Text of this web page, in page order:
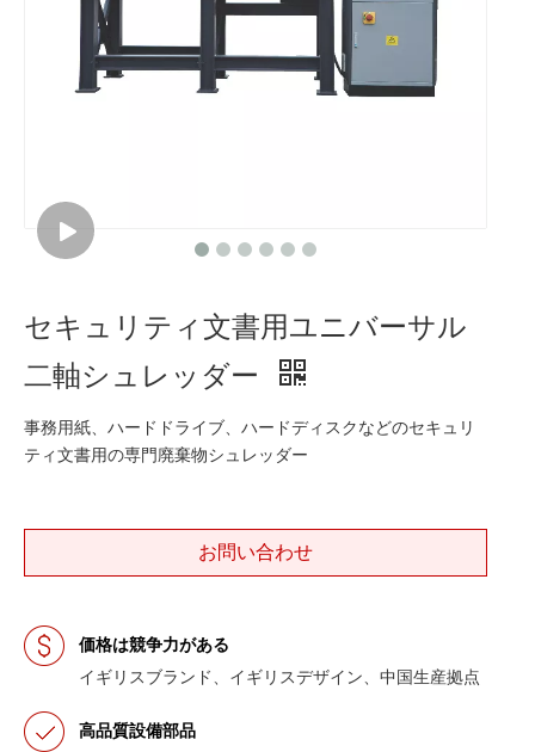
セキュリティ文書用ユニバーサル
二軸シュレッダー
事務用紙、ハードドライブ、ハードディスクなどのセキュリ
ティ文書用の専門廃棄物シュレッダー
お問い合わせ
価格は競争力がある
イギリスブランド、イギリスデザイン、中国生産拠点
高品質設備部品